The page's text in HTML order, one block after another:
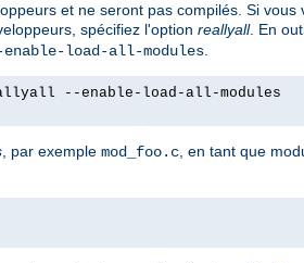
et ne seront pas compilés. Si vous
spécifiez l'option reallyall. En
load-all-modules
--enable-load-all-modules
, par exemple mod_foo.c , en tant que